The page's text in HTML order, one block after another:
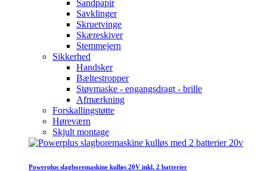
Sandpapir
Savklinger
Skruetvinge
Skæreskiver
Stemmejern
Sikkerhed
Handsker
Bæltestropper
Støvmaske - engangsdragt - brille
Afmærkning
Forskallingstøtte
Høreværn
Skjult montage
Powerplus slagboremaskine kulløs 20V inkl. 2 batterier